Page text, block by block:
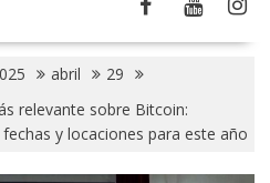
abril
29
relevante sobre Bitcoin:
y locaciones para este año